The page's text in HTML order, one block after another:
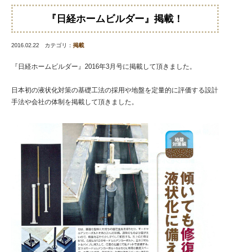
『日経ホームビルダー』掲載！
2016.02.22 カテゴリ：掲載
『日経ホームビルダー』2016年3月号に掲載して頂きました。
日本初の液状化対策の基礎工法の採用や地盤を定量的に評価する設計
手法や会社の体制を掲載して頂きました。